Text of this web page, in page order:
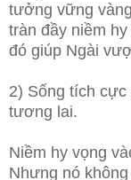
tưởng vững
tràn đầy niềm
đó giúp Ngài
2) Sống tích cực
tương lai.
Niềm hy vọng
Nhưng nó